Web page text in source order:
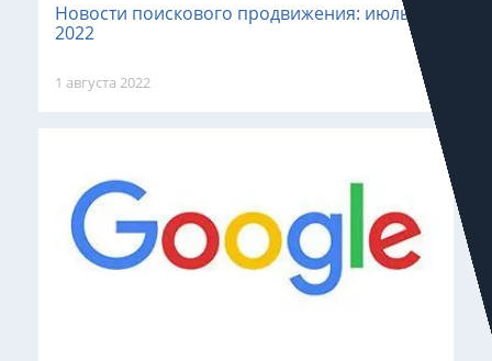
Новости поискового продвижения: июль
2022
1 августа 2022